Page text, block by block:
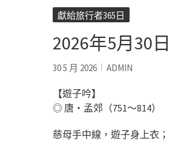
獻給旅行者365日
2026年5月30日
30 5 月 2026 ADMIN
【遊子吟】
◎ 唐‧孟郊（751～814）
慈母手中線，遊子身上衣；